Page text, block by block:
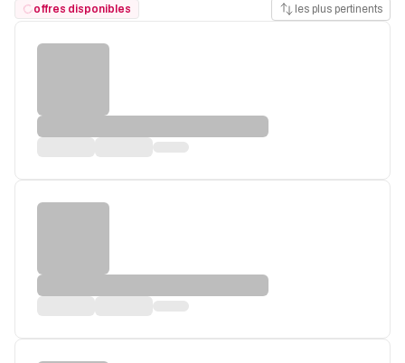
offres disponibles les plus pertinents